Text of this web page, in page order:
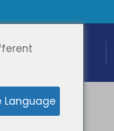
Educație digitală
Language